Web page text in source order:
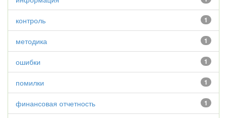
1
контроль
1
методика
1
ошибки
1
помилки
1
финансовая отчетность